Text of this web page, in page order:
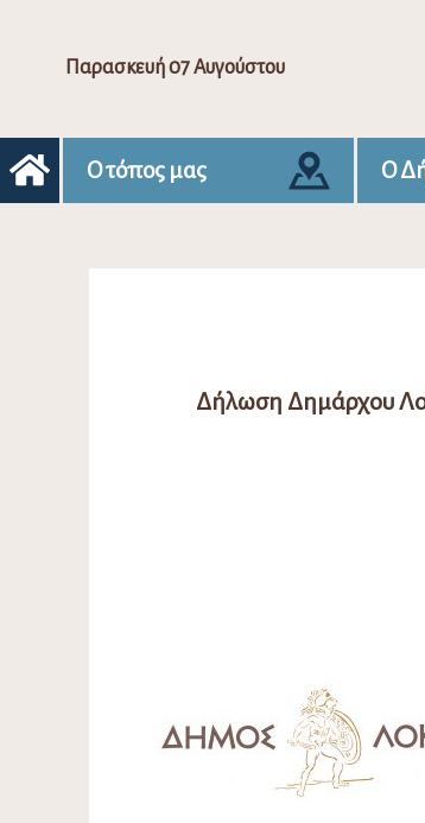
Παρασκευή 07 Αυγούστου
Ο τόπος μας Ο
Δήλωση Δημάρχου